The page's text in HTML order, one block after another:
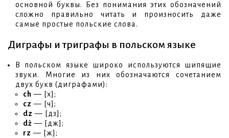
основной буквы. Без понимания этих обозначений
сложно правильно читать и произносить даже
самые простые польские слова.
Диграфы и триграфы в польском языке
В польском языке широко используются шипящие
звуки. Многие из них обозначаются сочетанием
двух букв (диграфами):
ch — [х];
cz — [ч];
dz — [дз];
dż — [дж];
rz — [ж];